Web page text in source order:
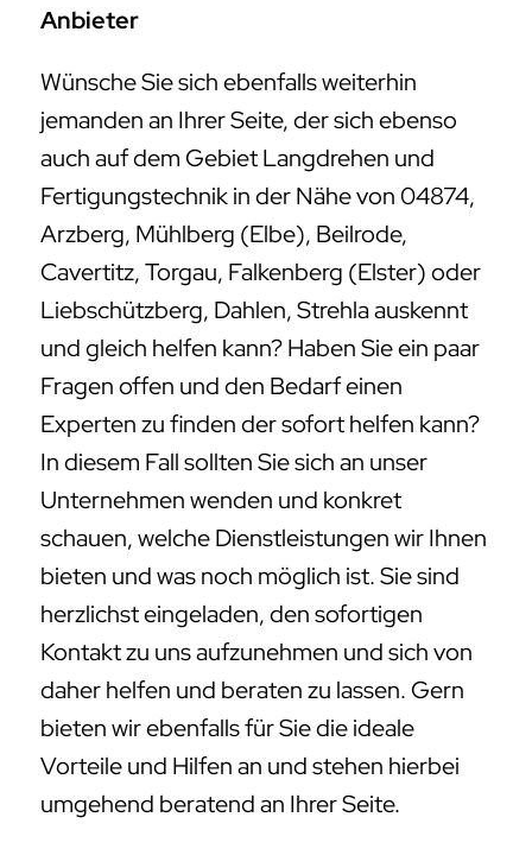
Anbieter
Wünsche Sie sich ebenfalls weiterhin
jemanden an Ihrer Seite, der sich ebenso
auch auf dem Gebiet Langdrehen und
Fertigungstechnik in der Nähe von 04874,
Arzberg, Mühlberg (Elbe), Beilrode,
Cavertitz, Torgau, Falkenberg (Elster) oder
Liebschützberg, Dahlen, Strehla auskennt
und gleich helfen kann? Haben Sie ein paar
Fragen offen und den Bedarf einen
Experten zu finden der sofort helfen kann?
In diesem Fall sollten Sie sich an unser
Unternehmen wenden und konkret
schauen, welche Dienstleistungen wir Ihnen
bieten und was noch möglich ist. Sie sind
herzlichst eingeladen, den sofortigen
Kontakt zu uns aufzunehmen und sich von
daher helfen und beraten zu lassen. Gern
bieten wir ebenfalls für Sie die ideale
Vorteile und Hilfen an und stehen hierbei
umgehend beratend an Ihrer Seite.